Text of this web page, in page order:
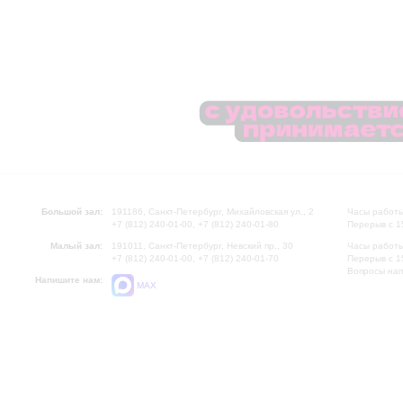
Большой зал:
191186, Санкт-Петербург, Михайловская ул., 2
+7 (812) 240-01-00, +7 (812) 240-01-80
Малый зал:
191011, Санкт-Петербург, Невский пр., 30
+7 (812) 240-01-00, +7 (812) 240-01-70
Напишите нам:
MAX
Часы
Перерыв с
Часы
Перерыв с
Вопросы